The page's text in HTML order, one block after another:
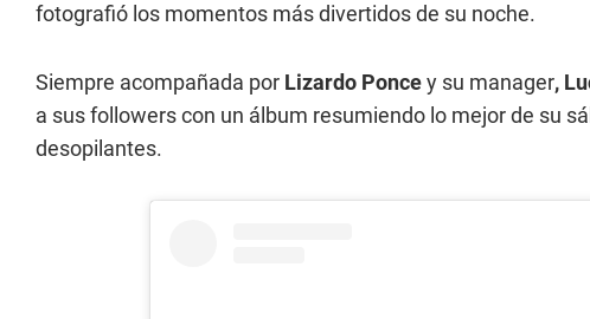
fotografió los momentos más divertidos de su noche.
Siempre acompañada por Lizardo Poncey su manager,
a sus followers con un álbum resumiendo lo mejor de su
desopilantes.